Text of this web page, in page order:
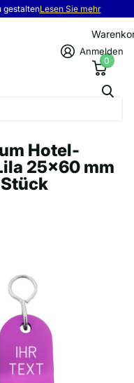
gestaltenLesen Sie mehr
Anmelden
0
Hotel-
25x60 mm